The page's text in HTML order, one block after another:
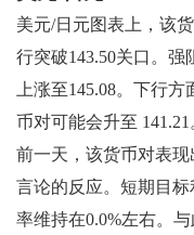
美元/日元图表上，该
行突破143.50关口。强
上涨至145.08。下行
币对可能会升至 141.21
前一天，该货币对表
言论的反应。短期目标
率维持在0.0%左右。